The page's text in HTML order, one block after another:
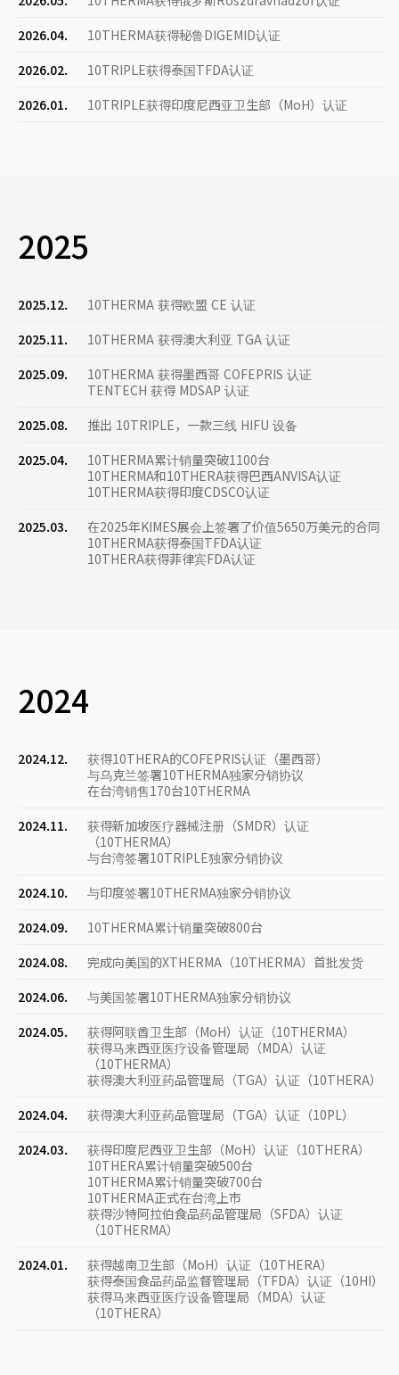
2026.04.
10THERMA获得秘鲁DIGEMID认证
2026.02.
10TRIPLE获得泰国TFDA认证
2026.01.
10TRIPLE获得印度尼西亚卫生部（MoH）认证
2025
2025.12.
10THERMA 获得欧盟 CE 认证
2025.11.
10THERMA 获得澳大利亚 TGA 认证
2025.09.
10THERMA 获得墨西哥 COFEPRIS 认证
TENTECH 获得 MDSAP 认证
2025.08.
推出 10TRIPLE，一款三线 HIFU 设备
2025.04.
10THERMA累计销量突破1100台
10THERMA和10THERA获得巴西ANVISA认证
10THERMA获得印度CDSCO认证
2025.03.
在2025年KIMES展会上签署了价值5650万美元的合同
10THERMA获得泰国TFDA认证
10THERA获得菲律宾FDA认证
2024
2024.12.
获得10THERA的COFEPRIS认证（墨西哥）
与乌克兰签署10THERMA独家分销协议
在台湾销售170台10THERMA
2024.11.
获得新加坡医疗器械注册（SMDR）认证
（10THERMA）
与台湾签署10TRIPLE独家分销协议
2024.10.
与印度签署10THERMA独家分销协议
2024.09.
10THERMA累计销量突破800台
2024.08.
完成向美国的XTHERMA（10THERMA）首批发货
2024.06.
与美国签署10THERMA独家分销协议
2024.05.
获得阿联酋卫生部（MoH）认证（10THERMA）
获得马来西亚医疗设备管理局（MDA）认证
（10THERMA）
获得澳大利亚药品管理局（TGA）认证（10THERA）
2024.04.
获得澳大利亚药品管理局（TGA）认证（10PL）
2024.03.
获得印度尼西亚卫生部（MoH）认证（10THERA）
10THERA累计销量突破500台
10THERMA累计销量突破700台
10THERMA正式在台湾上市
获得沙特阿拉伯食品药品管理局（SFDA）认证
（10THERMA）
2024.01.
获得越南卫生部（MoH）认证（10THERA）
获得泰国食品药品监督管理局（TFDA）认证（10HI）
获得马来西亚医疗设备管理局（MDA）认证
（10THERA）